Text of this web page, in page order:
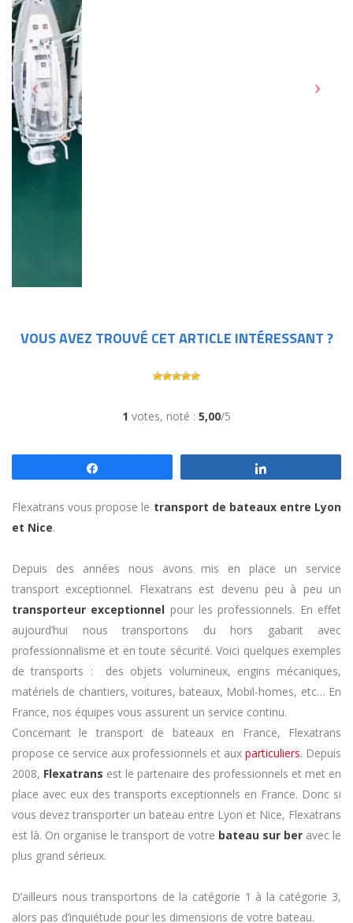
VOUS AVEZ TROUVÉ CET ARTICLE INTÉRESSANT ?
1 votes, noté : 5,00/5
Flexatrans vous propose le transport de bateaux entre Lyon
et Nice.
Depuis des années nous avons mis en place un service
transport exceptionnel. Flexatrans est devenu peu à peu un
transporteur exceptionnel pour les professionnels. En effet
aujourd’hui nous transportons du hors gabarit avec
professionnalisme et en toute sécurité. Voici quelques exemples
de transports : des objets volumineux, engins mécaniques,
matériels de chantiers, voitures, bateaux, Mobil-homes, etc… En
France, nos équipes vous assurent un service continu.
Concernant le transport de bateaux en France, Flexatrans
propose ce service aux professionnels et aux particuliers. Depuis
2008, Flexatrans est le partenaire des professionnels et met en
place avec eux des transports exceptionnels en France. Donc si
vous devez transporter un bateau entre Lyon et Nice, Flexatrans
est là. On organise le transport de votre bateau sur ber avec le
plus grand sérieux.
D’ailleurs nous transportons de la catégorie 1 à la catégorie 3,
alors pas d’inquiétude pour les dimensions de votre bateau.